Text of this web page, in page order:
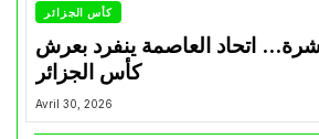
كأس الجزائر
اتحاد العاصمة ينفرد بعرش
كأس الجزائر
Avril 30, 2026